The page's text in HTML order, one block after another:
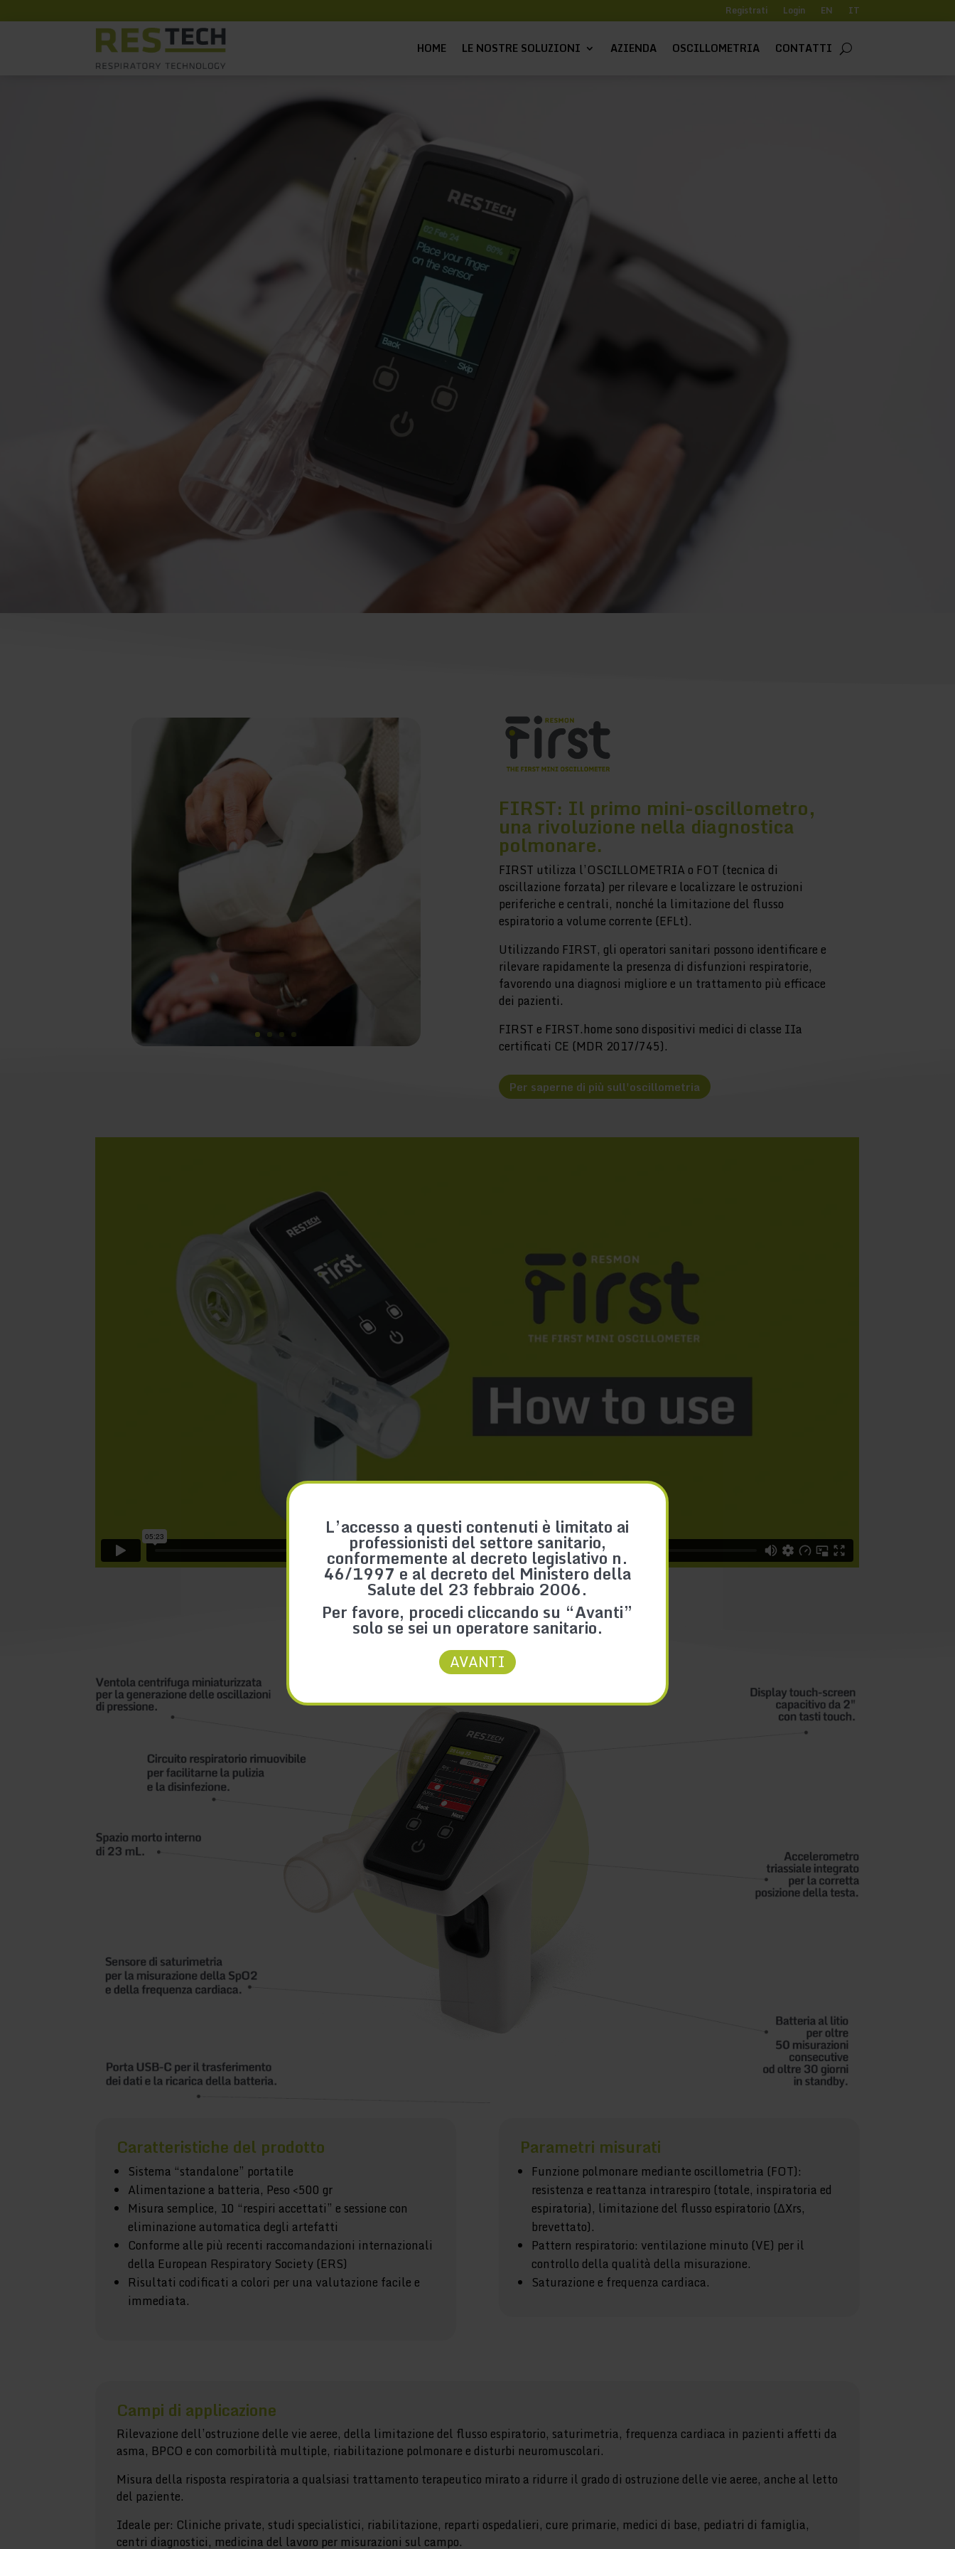
Registrati Login EN IT
HOME LE NOSTRE SOLUZIONI AZIENDA OSCILLOMETRIA CONTATTI
FIRST: Il primo mini-oscillometro,
una rivoluzione nella diagnostica
polmonare.
FIRST utilizza l’OSCILLOMETRIA o FOT (tecnica di
oscillazione forzata) per rilevare e localizzare le ostruzioni
periferiche e centrali, nonché la limitazione del flusso
espiratorio a volume corrente (EFLt).
Utilizzando FIRST, gli operatori sanitari possono identificare e
rilevare rapidamente la presenza di disfunzioni respiratorie,
favorendo una diagnosi migliore e un trattamento più efficace
dei pazienti.
FIRST e FIRST.home sono dispositivi medici di classe IIa
certificati CE (MDR 2017/745).
Per saperne di più sull'oscillometria
Caratteristiche del prodotto
Sistema “standalone” portatile
Alimentazione a batteria, Peso <500 gr
Misura semplice, 10 “respiri accettati” e sessione con
eliminazione automatica degli artefatti
Conforme alle più recenti raccomandazioni internazionali
della European Respiratory Society (ERS)
Risultati codificati a colori per una valutazione facile e
immediata.
Parametri misurati
Funzione polmonare mediante oscillometria (FOT):
resistenza e reattanza intrarespiro (totale, inspiratoria ed
espiratoria), limitazione del flusso espiratorio (ΔXrs,
brevettato).
Pattern respiratorio: ventilazione minuto (VE) per il
controllo della qualità della misurazione.
Saturazione e frequenza cardiaca.
Campi di applicazione
Rilevazione dell’ostruzione delle vie aeree, della limitazione del flusso espiratorio, saturimetria, frequenza cardiaca in pazienti affetti da
asma, BPCO e con comorbilità multiple, riabilitazione polmonare e disturbi neuromuscolari.
Misura della risposta respiratoria a qualsiasi trattamento terapeutico mirato a ridurre il grado di ostruzione delle vie aeree, anche al letto
del paziente.
Ideale per: Cliniche private, studi specialistici, riabilitazione, reparti ospedalieri, cure primarie, medici di base, pediatri di famiglia,
centri diagnostici, medicina del lavoro per misurazioni sul campo.
L’accesso a questi contenuti è limitato ai
professionisti del settore sanitario,
conformemente al decreto legislativo n.
46/1997 e al decreto del Ministero della
Salute del 23 febbraio 2006.
Per favore, procedi cliccando su “Avanti”
solo se sei un operatore sanitario.
AVANTI